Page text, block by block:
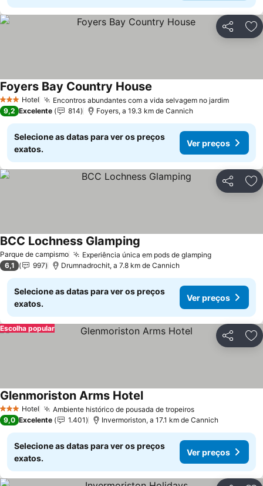
Partilhar
3 EstrelasHotel Encontros abundantes com a vida selvagem no jardim
Foyers Bay Country House
9,2 Excelente 814 Foyers, a 19.3 km de Cannich
Selecione as datas para ver os preços
exatos.
Ver preços
Partilhar
Parque de campismo Experiência única em pods de glamping
BCC Lochness Glamping
6,1 997 Drumnadrochit, a 7.8 km de Cannich
Selecione as datas para ver os preços
exatos.
Ver preços
Partilhar
Escolha popular
3 EstrelasHotel Ambiente histórico de pousada de tropeiros
Glenmoriston Arms Hotel
9,0 Excelente 1.401 Invermoriston, a 17.1 km de Cannich
Selecione as datas para ver os preços
exatos.
Ver preços